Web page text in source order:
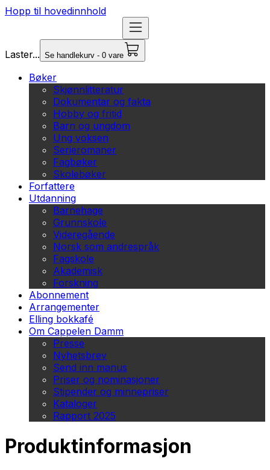
Hopp til hovedinnhold
Laster... Se handlekurv - 0 vare
Bøker
Skjønnlitteratur
Dokumentar og fakta
Hobby og fritid
Barn og ungdom
Ung voksen
Serieromaner
Fagbøker
Skolebøker
Forfattere
Utdanning
Barnehage
Grunnskole
Videregående
Norsk som andrespråk
Fagskole
Akademisk
Forskning
Abonnement
Arrangementer
Elling bokkafé
Om Cappelen Damm
Presse
Nyhetsbrev
Send inn manus
Priser og nominasjoner
Stipender og minnepriser
Kataloger
Rapport 2025
Produktinformasjon